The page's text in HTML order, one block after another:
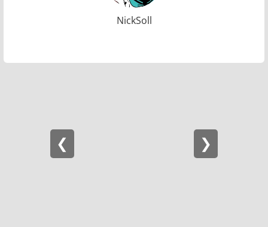
NickSoll